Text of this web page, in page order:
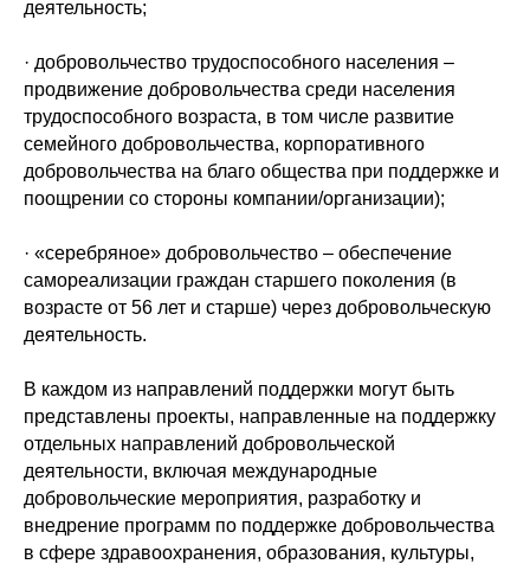
деятельность;
· добровольчество трудоспособного населения –
продвижение добровольчества среди населения
трудоспособного возраста, в том числе развитие
семейного добровольчества, корпоративного
добровольчества на благо общества при поддержке и
поощрении со стороны компании/организации);
· «серебряное» добровольчество – обеспечение
самореализации граждан старшего поколения (в
возрасте от 56 лет и старше) через добровольческую
деятельность.
В каждом из направлений поддержки могут быть
представлены проекты, направленные на поддержку
отдельных направлений добровольческой
деятельности, включая международные
добровольческие мероприятия, разработку и
внедрение программ по поддержке добровольчества
в сфере здравоохранения, образования, культуры,